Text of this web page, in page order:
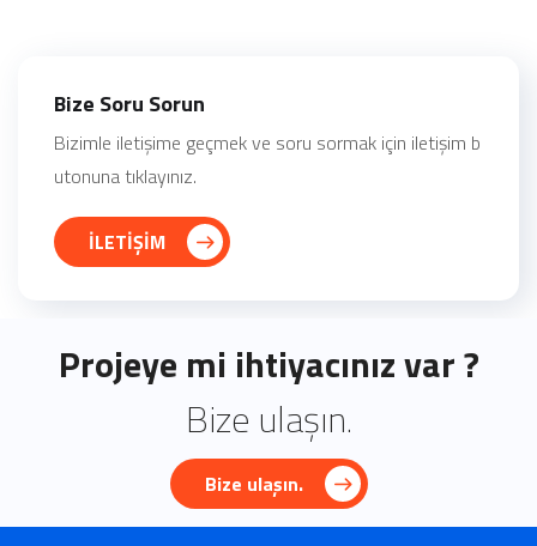
Bize Soru Sorun
Bizimle iletişime geçmek ve soru sormak için iletişim b
utonuna tıklayınız.
İLETİŞİM
Projeye mi ihtiyacınız var ?
Bize ulaşın.
Bize ulaşın.